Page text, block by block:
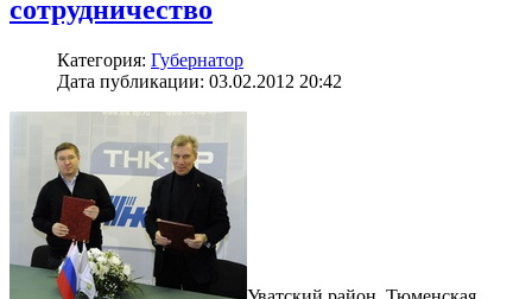
сотрудничество
Категория: Губернатор
Дата публикации: 03.02.2012 20:42